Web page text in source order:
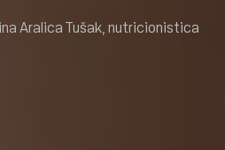
Aralica Tušak, nutricionistica